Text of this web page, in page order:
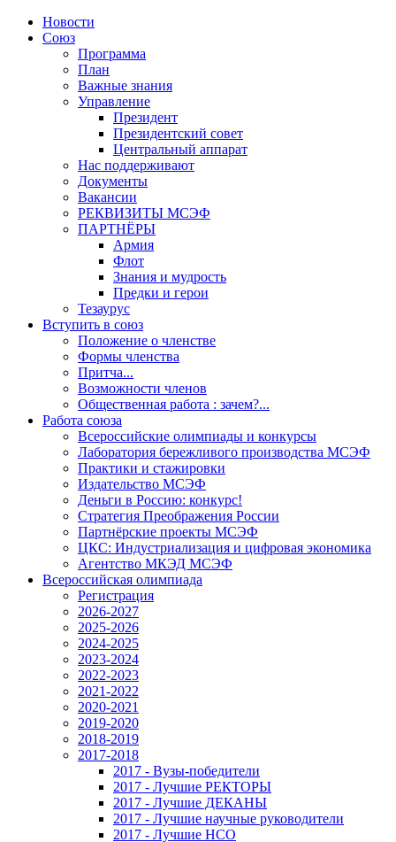
Новости
Союз
Программа
План
Важные знания
Управление
Президент
Президентский совет
Центральный аппарат
Нас поддерживают
Документы
Вакансии
РЕКВИЗИТЫ МСЭФ
ПАРТНЁРЫ
Армия
Флот
Знания и мудрость
Предки и герои
Тезаурус
Вступить в союз
Положение о членстве
Формы членства
Притча...
Возможности членов
Общественная работа : зачем?...
Работа союза
Всероссийские олимпиады и конкурсы
Лаборатория бережливого производства МСЭФ
Практики и стажировки
Издательство МСЭФ
Деньги в Россию: конкурс!
Стратегия Преображения России
Партнёрские проекты МСЭФ
ЦКС: Индустриализация и цифровая экономика
Агентство МКЭД МСЭФ
Всероссийская олимпиада
Регистрация
2026-2027
2025-2026
2024-2025
2023-2024
2022-2023
2021-2022
2020-2021
2019-2020
2018-2019
2017-2018
2017 - Вузы-победители
2017 - Лучшие РЕКТОРЫ
2017 - Лучшие ДЕКАНЫ
2017 - Лучшие научные руководители
2017 - Лучшие НСО